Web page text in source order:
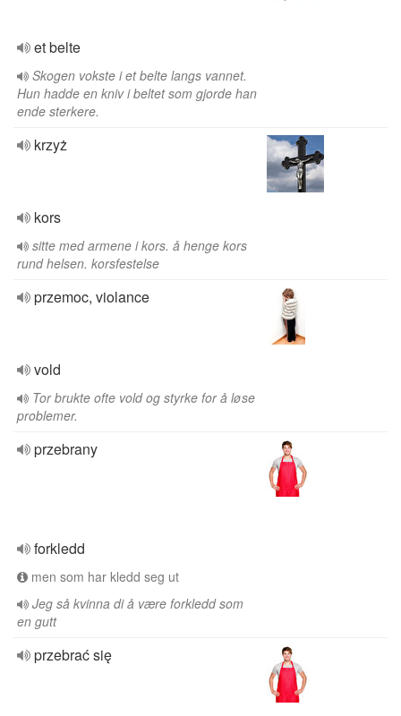
et belte
Skogen vokste i et belte langs vannet.
Hun hadde en kniv i beltet som gjorde han
ende sterkere.
krzyż
kors
sitte med armene i kors. å henge kors
rund helsen. korsfestelse
przemoc, violance
vold
Tor brukte ofte vold og styrke for å løse
problemer.
przebrany
forkledd
men som har kledd seg ut
Jeg så kvinna di å være forkledd som
en gutt
przebrać się